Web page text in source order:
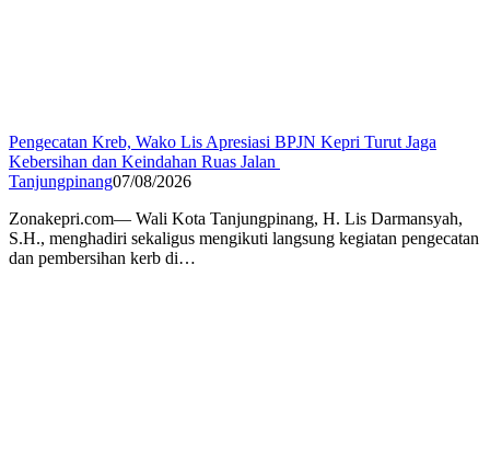
Pengecatan Kreb, Wako Lis Apresiasi BPJN Kepri Turut Jaga
Kebersihan dan Keindahan Ruas Jalan
Tanjungpinang07/08/2026
Zonakepri.com— Wali Kota Tanjungpinang, H. Lis Darmansyah,
S.H., menghadiri sekaligus mengikuti langsung kegiatan pengecatan
dan pembersihan kerb di…